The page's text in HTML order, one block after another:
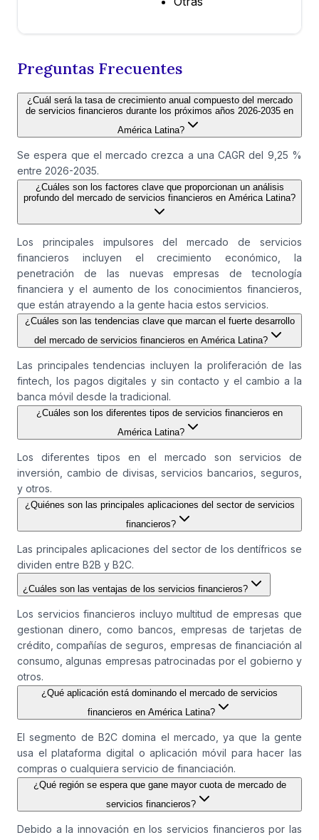
Preguntas Frecuentes
¿Cuál será la tasa de crecimiento anual compuesto del mercado
de servicios financieros durante los próximos años 2026-2035 en
América Latina?
Se espera que el mercado crezca a una CAGR del 9,25 %
entre 2026-2035.
¿Cuáles son los factores clave que proporcionan un análisis
profundo del mercado de servicios financieros en América Latina?
Los principales impulsores del mercado de servicios
financieros incluyen el crecimiento económico, la
penetración de las nuevas empresas de tecnología
financiera y el aumento de los conocimientos financieros,
que están atrayendo a la gente hacia estos servicios.
¿Cuáles son las tendencias clave que marcan el fuerte desarrollo
del mercado de servicios financieros en América Latina?
Las principales tendencias incluyen la proliferación de las
fintech, los pagos digitales y sin contacto y el cambio a la
banca móvil desde la tradicional.
¿Cuáles son los diferentes tipos de servicios financieros en
América Latina?
Los diferentes tipos en el mercado son servicios de
inversión, cambio de divisas, servicios bancarios, seguros,
y otros.
¿Quiénes son las principales aplicaciones del sector de servicios
financieros?
Las principales aplicaciones del sector de los dentífricos se
dividen entre B2B y B2C.
¿Cuáles son las ventajas de los servicios financieros?
Los servicios financieros incluyo multitud de empresas que
gestionan dinero, como bancos, empresas de tarjetas de
crédito, compañías de seguros, empresas de financiación al
consumo, algunas empresas patrocinadas por el gobierno y
otros.
¿Qué aplicación está dominando el mercado de servicios
financieros en América Latina?
El segmento de B2C domina el mercado, ya que la gente
usa el plataforma digital o aplicación móvil para hacer las
compras o cualquiera servicio de financiación.
¿Qué región se espera que gane mayor cuota de mercado de
servicios financieros?
Debido a la innovación en los servicios financieros por las